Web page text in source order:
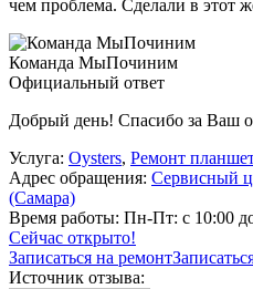
чем проблема. Сделали в этот
Команда МыПочиним
Официальный ответ
Добрый день! Спасибо за Ваш
Услуга: Oysters, Ремонт
Адрес обращения: Сервисный
(Самара)
Время работы: Пн-Пт: с 10:00
Сейчас открыто!
Записаться на ремонт
Источник отзыва: